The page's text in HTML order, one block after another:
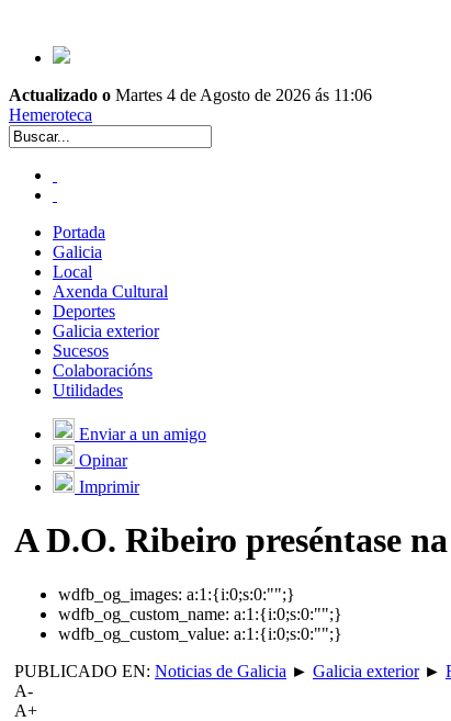
Actualizado o Martes 4 de Agosto de 2026 ás 11:06
Hemeroteca
Portada
Galicia
Local
Axenda Cultural
Deportes
Galicia exterior
Sucesos
Colaboracións
Utilidades
Enviar a un amigo
Opinar
Imprimir
A D.O. Ribeiro preséntase
wdfb_og_images: a:1:{i:0;s:0:"";}
wdfb_og_custom_name: a:1:{i:0;s:0:"";}
wdfb_og_custom_value: a:1:{i:0;s:0:"";}
PUBLICADO EN: Noticias de Galicia ► Galicia exterior►
A-
A+